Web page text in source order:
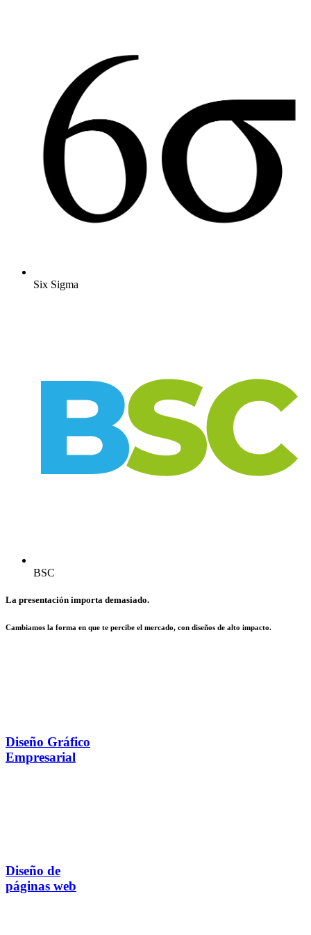
Six Sigma
BSC
La presentación importa demasiado.
Cambiamos la forma en que te percibe el mercado, con diseños de alto impacto.
Diseño Gráfico
Empresarial
Diseño de
páginas web